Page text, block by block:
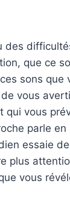
des
que ce
sons que
vous
qui vous
parle
essaie
plus
vous